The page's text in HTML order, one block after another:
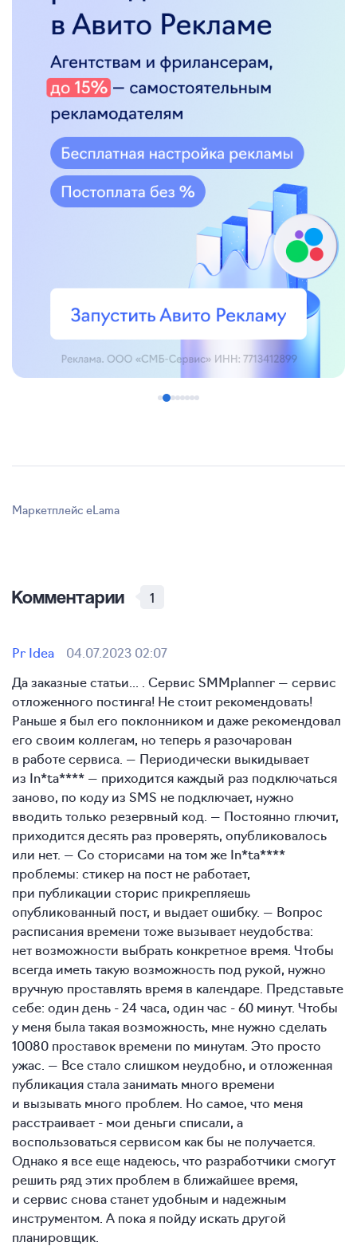
Маркетплейс eLama
Комментарии 1
Pr Idea
04.07.2023 02:07
Да заказные статьи... . Сервис SMMplanner — сервис
отложенного постинга! Не стоит рекомендовать!
Раньше я был его поклонником и даже рекомендовал
его своим коллегам, но теперь я разочарован
в работе сервиса. — Периодически выкидывает
из In*ta**** — приходится каждый раз подключаться
заново, по коду из SMS не подключает, нужно
вводить только резервный код. — Постоянно глючит,
приходится десять раз проверять, опубликовалось
или нет. — Со сторисами на том же In*ta****
проблемы: стикер на пост не работает,
при публикации сторис прикрепляешь
опубликованный пост, и выдает ошибку. — Вопрос
расписания времени тоже вызывает неудобства:
нет возможности выбрать конкретное время. Чтобы
всегда иметь такую возможность под рукой, нужно
вручную проставлять время в календаре. Представьте
себе: один день - 24 часа, один час - 60 минут. Чтобы
у меня была такая возможность, мне нужно сделать
10080 проставок времени по минутам. Это просто
ужас. — Все стало слишком неудобно, и отложенная
публикация стала занимать много времени
и вызывать много проблем. Но самое, что меня
расстраивает - мои деньги списали, а
воспользоваться сервисом как бы не получается.
Однако я все еще надеюсь, что разработчики смогут
решить ряд этих проблем в ближайшее время,
и сервис снова станет удобным и надежным
инструментом. А пока я пойду искать другой
планировщик.